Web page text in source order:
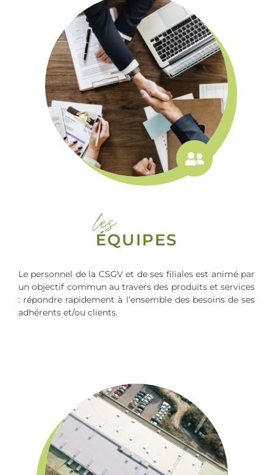
les
ÉQUIPES
Le personnel de la CSGV et de ses filiales est animé par
un objectif commun au travers des produits et services
: répondre rapidement à l’ensemble des besoins de ses
adhérents et/ou clients.